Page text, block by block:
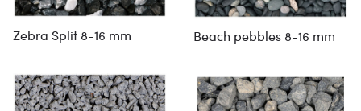
Zebra Split 8-16 mm Beach pebbles 8-16 mm